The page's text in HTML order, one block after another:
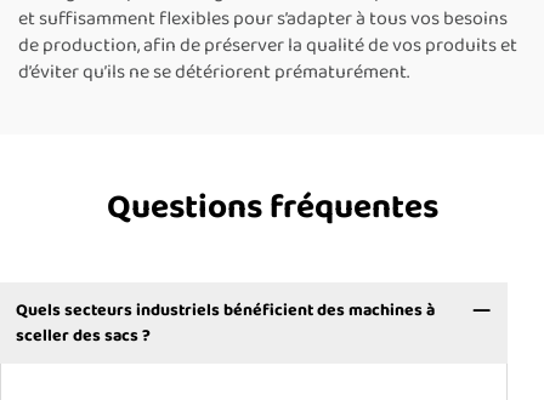
et suffisamment flexibles pour s’adapter à tous vos besoins
de production, afin de préserver la qualité de vos produits et
d’éviter qu’ils ne se détériorent prématurément.
Questions fréquentes
Quels secteurs industriels bénéficient des machines à
sceller des sacs ?